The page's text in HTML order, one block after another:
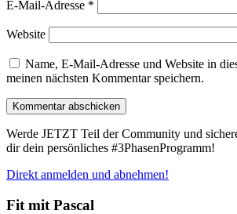
E-Mail-Adresse *
Website
Name, E-Mail-Adresse und Website in
meinen nächsten Kommentar speichern.
Werde JETZT Teil der Community und
dir dein persönliches #3PhasenProgramm!
Direkt anmelden und abnehmen!
Fit mit Pascal